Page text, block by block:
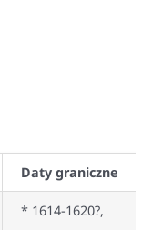
Daty graniczne
* 1614-1620?,